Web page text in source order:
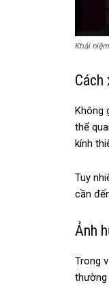
Khái
Cách
Không
thể
kính
Tuy
cần
Ảnh
Trong
thường